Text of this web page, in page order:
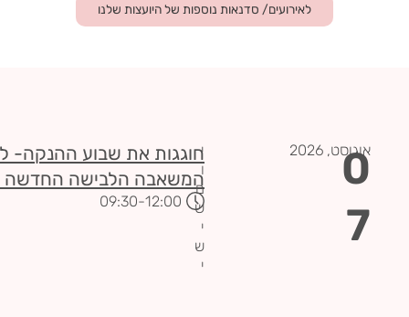
לאירועים/ סדנאות נוספות של היועצות שלנו
0
7
אוגוסט, 2026
י
ו
ם
ש
י
ש
י
חוגגות את שבוע ההנקה-
המשאבה הלבישה החדשה
12:00
-09:30